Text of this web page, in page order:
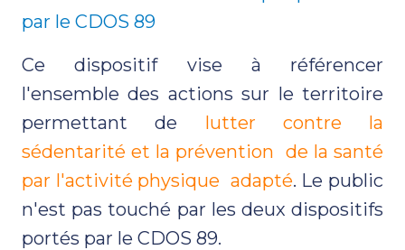
par le CDOS 89
Ce dispositif vise à référencer
l'ensemble des actions sur le territoire
permettant de lutter contre la
sédentarité et la prévention de la santé
par l'activité physique adapté. Le public
n'est pas touché par les deux dispositifs
portés par le CDOS 89.